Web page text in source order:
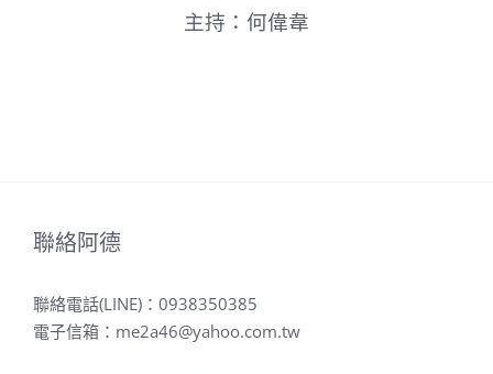
主持：何偉韋
聯絡阿德
聯絡電話(LINE)： 0938350385
電子信箱： me2a46@yahoo.com.tw